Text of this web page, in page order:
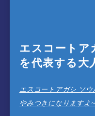
エスコートア
を代表する大
エスコートアガシ ソ
やみつきになりますよ~